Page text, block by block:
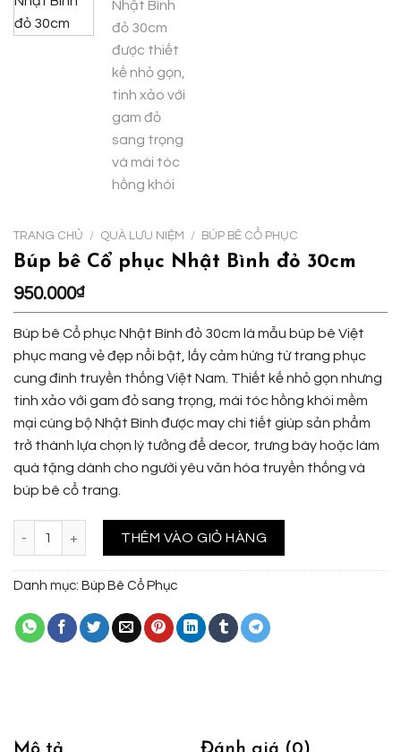
TRANG CHỦ / QUÀ LƯU NIỆM / BÚP BÊ CỔ PHỤC
Búp bê Cổ phục Nhật Bình đỏ 30cm
950.000₫
Búp bê Cổ phục Nhật Bình đỏ 30cm là mẫu búp bê Việt
phục mang vẻ đẹp nổi bật, lấy cảm hứng từ trang phục
cung đình truyền thống Việt Nam. Thiết kế nhỏ gọn nhưng
tinh xảo với gam đỏ sang trọng, mái tóc hồng khói mềm
mại cùng bộ Nhật Bình được may chi tiết giúp sản phẩm
trở thành lựa chọn lý tưởng để decor, trưng bày hoặc làm
quà tặng dành cho người yêu văn hóa truyền thống và
búp bê cổ trang.
Búp bê Cổ phục Nhật Bình đỏ 30cm số lượng
THÊM VÀO GIỎ HÀNG
Danh mục: Búp Bê Cổ Phục